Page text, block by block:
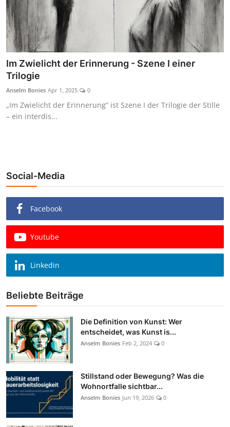
Im Zwielicht der Erinnerung - Szene I einer
Trilogie
Anselm Bonies Apr 1, 2025 0
„Im Zwielicht der Erinnerung“ ist Szene I der Trilogie der Stille
– ein interdis...
Social-Media
Facebook
Youtube
Linkedin
Beliebte Beiträge
Die Definition von Kunst: Wer
entscheidet, was Kunst is...
Anselm Bonies Feb 2, 2024 0
Stillstand oder Bewegung? Was die
Wohnortfalle sichtbar...
Anselm Bonies Jun 19, 2026 0